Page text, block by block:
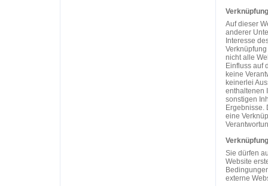
Auf dieser
anderer
Interesse
nicht alle
Einfluss auf
keine
keinerlei
enthaltenen
sonstigen
Ergebnisse.
eine
Sie dürfen
Website
externe